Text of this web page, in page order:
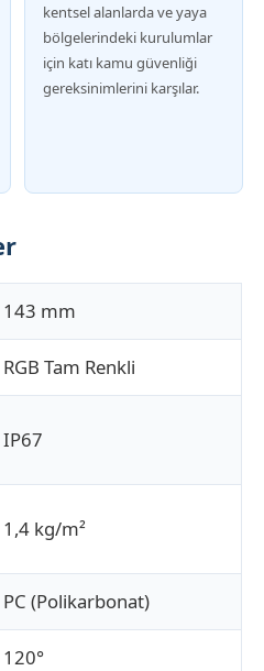
kentsel alanlarda ve yaya
bölgelerindeki kurulumlar
için katı kamu güvenliği
gereksinimlerini karşılar.
143 mm
RGB Tam Renkli
IP67
1,4 kg/m²
PC (Polikarbonat)
120°